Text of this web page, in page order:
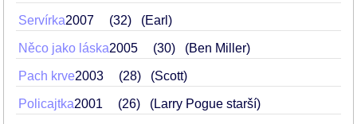
Servírka2007 32 (Earl)
Něco jako láska2005 30 (Ben Miller)
Pach krve2003 28 (Scott)
Policajtka2001 26 (Larry Pogue starší)